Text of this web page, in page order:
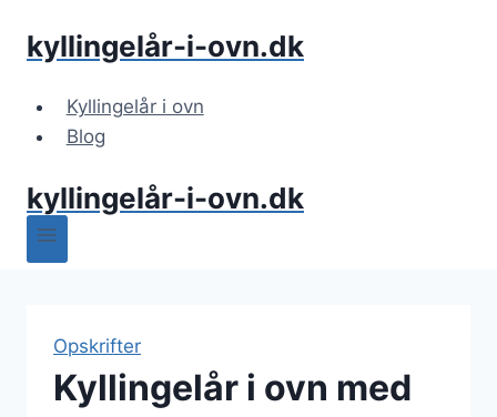
kyllingelår-i-ovn.dk
Kyllingelår i ovn
Blog
kyllingelår-i-ovn.dk
Opskrifter
Kyllingelår i ovn med